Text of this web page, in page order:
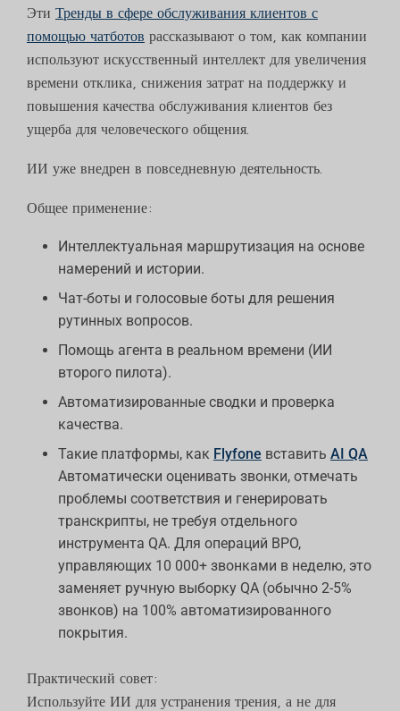
Эти Тренды в сфере обслуживания клиентов с
помощью чатботов рассказывают о том, как компании
используют искусственный интеллект для увеличения
времени отклика, снижения затрат на поддержку и
повышения качества обслуживания клиентов без
ущерба для человеческого общения.
ИИ уже внедрен в повседневную деятельность.
Общее применение:
Интеллектуальная маршрутизация на основе
намерений и истории.
Чат-боты и голосовые боты для решения
рутинных вопросов.
Помощь агента в реальном времени (ИИ
второго пилота).
Автоматизированные сводки и проверка
качества.
Такие платформы, как Flyfone вставить AI QA
Автоматически оценивать звонки, отмечать
проблемы соответствия и генерировать
транскрипты, не требуя отдельного
инструмента QA. Для операций BPO,
управляющих 10 000+ звонками в неделю, это
заменяет ручную выборку QA (обычно 2-5%
звонков) на 100% автоматизированного
покрытия.
Практический совет:
Используйте ИИ для устранения трения, а не для